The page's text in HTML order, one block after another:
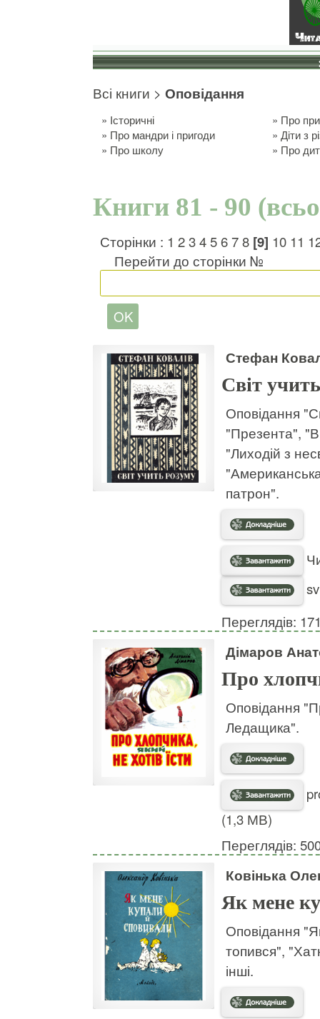
Всі книги > Оповідання
» Історичні » Про
» Про мандри і пригоди »Діти з
» Про школу » Про
Книги 81 - 90
Сторінки : 1 2345678 [9] 10 11
Перейти до сторінки №
Стефан
Світ
Оповідання
"Презента", "В
"Лиходій з
патрон".
Переглядів:
Дімаров
Про
Оповідання
Ледащика".
(1,3 МВ)
Переглядів:
Ковінька
Як мене
Оповідання
топився",
інші.